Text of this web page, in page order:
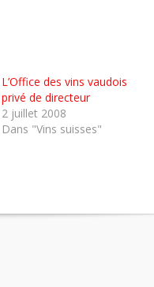
L’Office des vins vaudois
privé de directeur
2 juillet 2008
Dans "Vins suisses"